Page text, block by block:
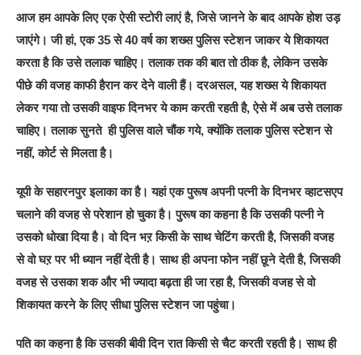
आज हम आपके लिए एक ऐसी स्टोरी लाएं है, जिसे जानने के बाद आपके होश उड़
जाएंगे। जी हां, एक 35 से 40 वर्ष का शख्स पुलिस स्टेशन जाकर ये शिकायत
करता है कि उसे तलाक चाहिए। तलाक तक की बात तो ठीक है, लेकिन उसके
पीछे की वजह काफी हैरान कर देने वाली हैं। दरअसल, यह शख्स ये शिकायत
लेकर गया तो उसकी वाइफ दिनभर ये काम करती रहती है, ऐसे में अब उसे तलाक
चाहिए। तलाक सुनते ही पुलिस वाले चौंक गये, क्योंकि तलाक पुलिस स्टेशन से
नहीं, कोर्ट से मिलता है।
यूपी के सहारनपुर इलाका का है। यहां एक पुरूष अपनी पत्नी के दिनभर व्हाटसएप
चलाने की वजह से परेशान हो चुका है। पुरूष का कहना है कि उसकी पत्नी ने
उसको धोखा दिया है। वो दिन भऱ किसी के साथ चेटिंग करती है, जिसकी वजह
से वो घऱ पर भी ध्यान नहीं देती है। साथ ही अपना फोन नहीं छूने देती है, जिसकी
वजह से उसका शक और भी ज्यादा बढ़ता ही जा रहा है, जिसकी वजह से वो
शिकायत करने के लिए सीधा पुलिस स्टेशन जा पहुंचा।
पति का कहना है कि उसकी बीवी दिन रात किसी से चैट करती रहती है। साथ ही